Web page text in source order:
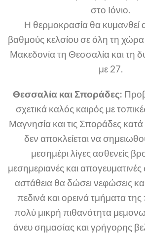
στο Ιόνιο.
Η θερμοκρασία θα
βαθμούς κελσίου σε όλη τη χώρα
Μακεδονία τη Θεσσαλία και τη
με 27.
Θεσσαλία και Σποράδες:
σχετικά καλός καιρός με
Μαγνησία και τις Σποράδες
δεν αποκλείεται να
μεσημέρι λίγες ασθενείς
μεσημεριανές και
αστάθεια θα δώσει νεφώσεις
πεδινά και ορεινά τμήματα της
πολύ μικρή πιθανότητα
άνευ σημασίας και γρήγορης